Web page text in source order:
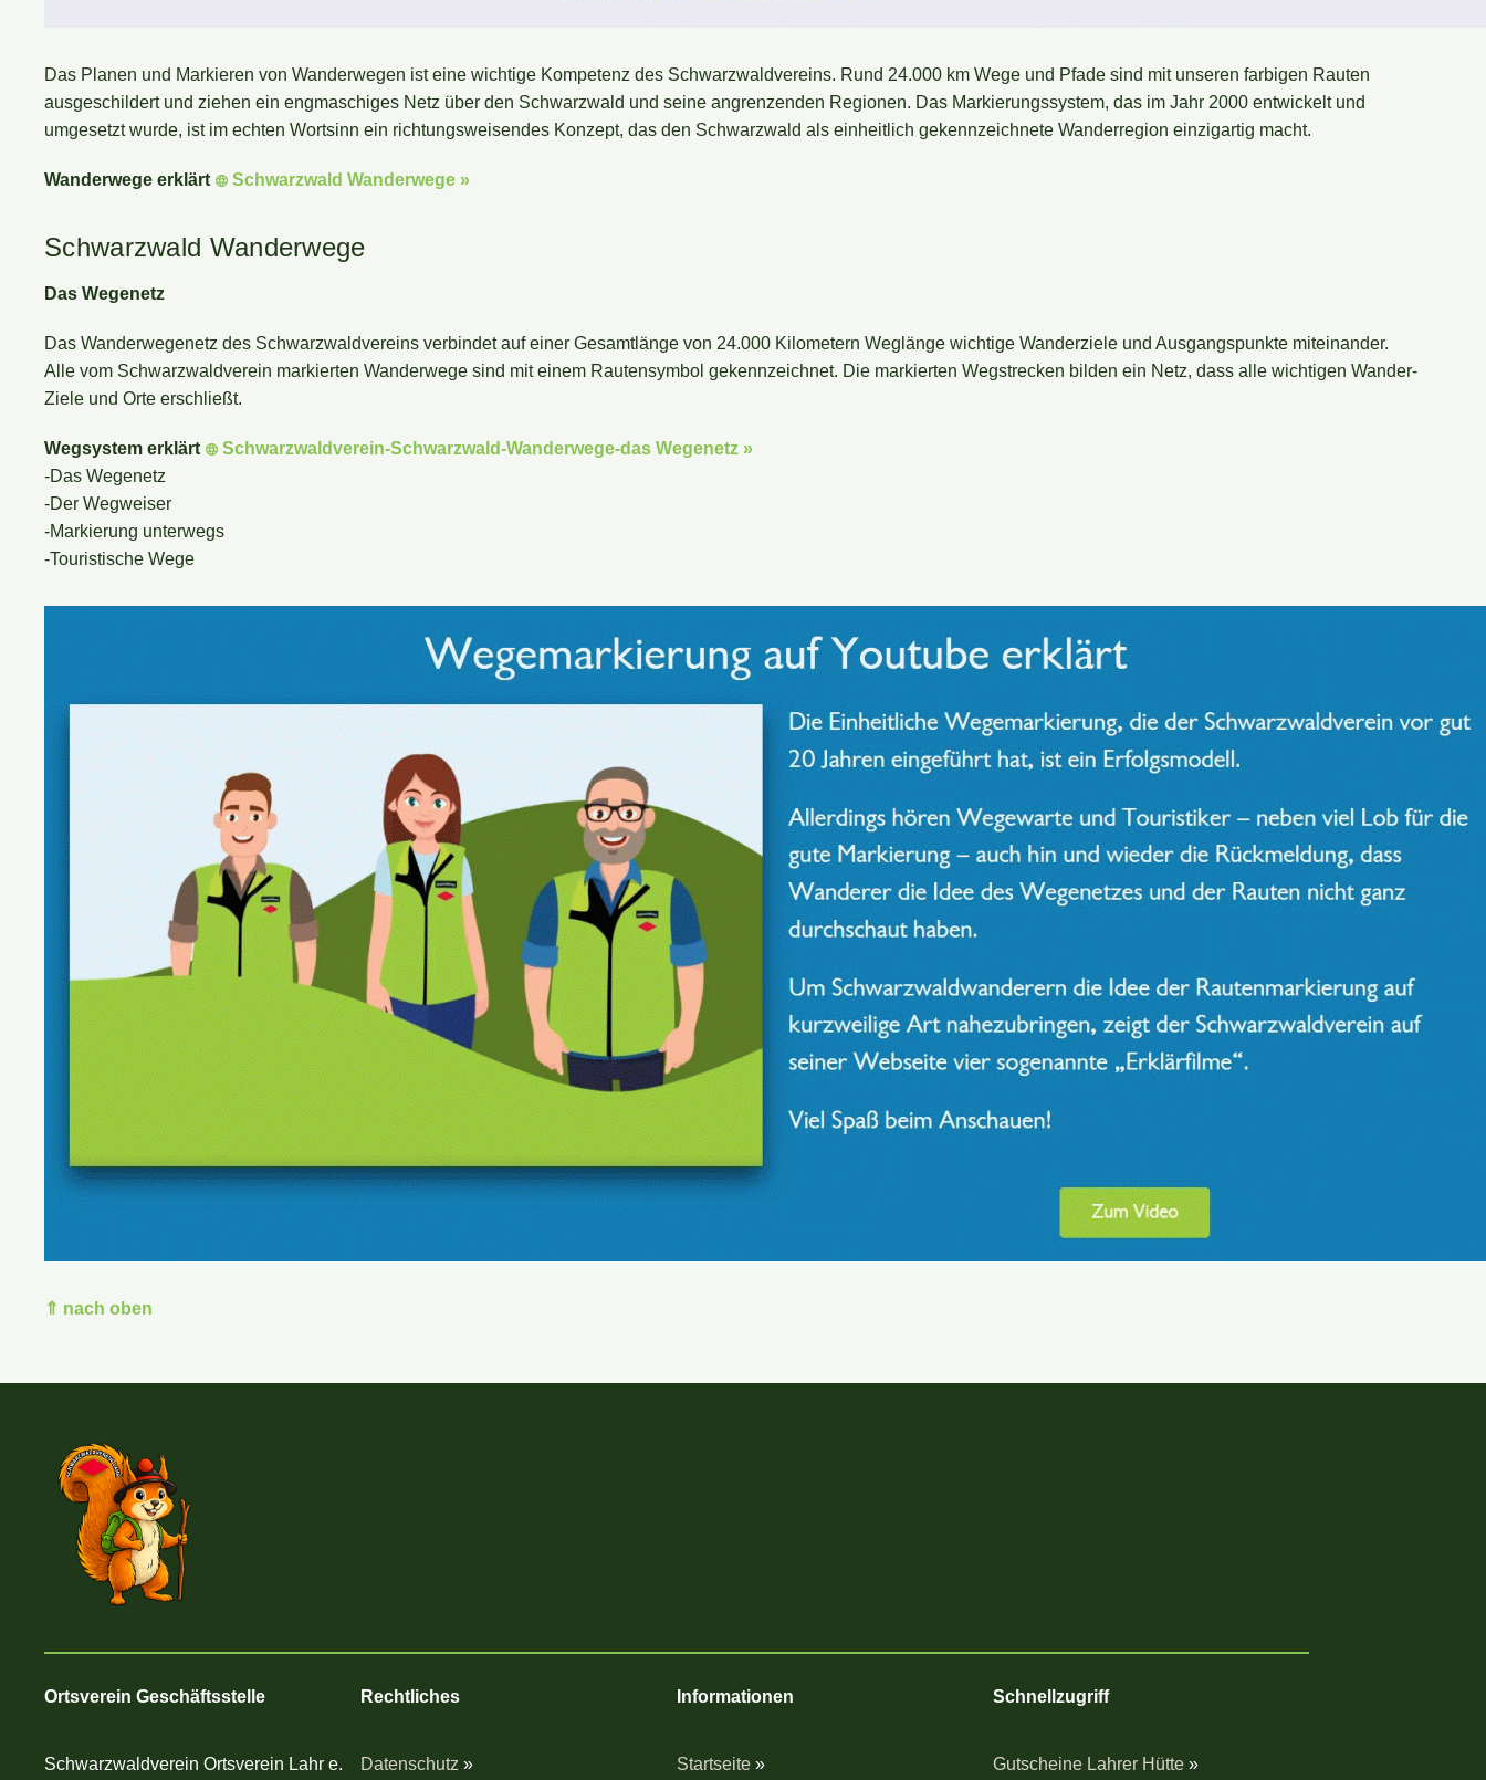
Das Planen und Markieren von Wanderwegen ist eine wichtige Kompetenz des Schwarzwaldvereins. Rund 24.000 km Wege und Pfade sind mit unseren farbigen Rauten
ausgeschildert und ziehen ein engmaschiges Netz über den Schwarzwald und seine angrenzenden Regionen. Das Markierungssystem, das im Jahr 2000 entwickelt und
umgesetzt wurde, ist im echten Wortsinn ein richtungsweisendes Konzept, das den Schwarzwald als einheitlich gekennzeichnete Wanderregion einzigartig macht.
Wanderwege erklärt Schwarzwald Wanderwege »
Schwarzwald Wanderwege
Das Wegenetz
Das Wanderwegenetz des Schwarzwaldvereins verbindet auf einer Gesamtlänge von 24.000 Kilometern Weglänge wichtige Wanderziele und Ausgangspunkte miteinander.
Alle vom Schwarzwaldverein markierten Wanderwege sind mit einem Rautensymbol gekennzeichnet. Die markierten Wegstrecken bilden ein Netz, dass alle wichtigen Wander-
Ziele und Orte erschließt.
Wegsystem erklärt
Schwarzwaldverein-Schwarzwald-Wanderwege-das Wegenetz »
-Das Wegenetz
-Der Wegweiser
-Markierung unterwegs
-Touristische Wege
⇑ nach oben
Ortsverein Geschäftsstelle
Schwarzwaldverein Ortsverein Lahr e.
Rechtliches
Datenschutz »
Informationen
Startseite »
Schnellzugriff
Gutscheine Lahrer Hütte »